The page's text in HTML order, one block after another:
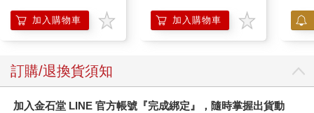
加入購物車
SIREN 黑色限定
加入購物車
訂購/退換貨須知
加入金石堂 LINE 官方帳號『完成綁定』，隨時掌握出貨動